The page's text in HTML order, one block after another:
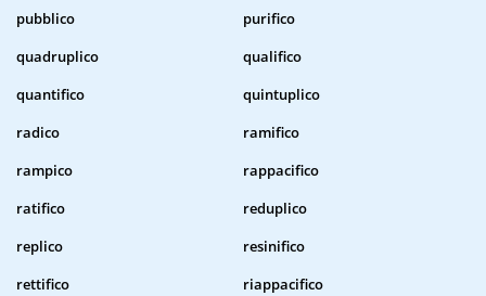
pubblico
purifico
quadruplico
qualifico
quantifico
quintuplico
radico
ramifico
rampico
rappacifico
ratifico
reduplico
replico
resinifico
rettifico
riappacifico